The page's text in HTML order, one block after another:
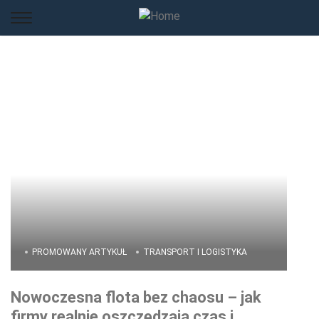
PROMOWANY ARTYKUŁ TRANSPORT I LOGISTYKA
Nowoczesna flota bez chaosu – jak